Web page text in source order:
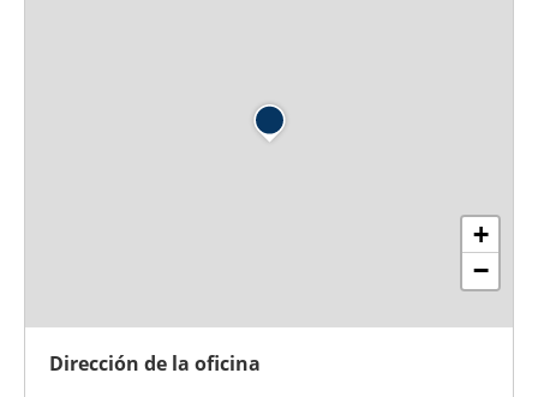
+
−
Dirección de la oficina